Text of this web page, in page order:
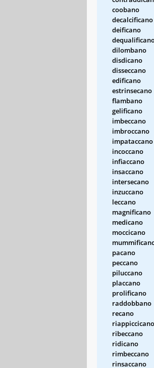
coobano
decalcificano
deificano
dilombano
disdicano
disseccano
edificano
estrinsecano
flambano
gelificano
imbeccano
imbroccano
impataccano
incoccano
infiaccano
insaccano
intersecano
inzuccano
leccano
magnificano
medicano
moccicano
pacano
peccano
piluccano
placcano
prolificano
raddobbano
recano
riappiccicano
ribeccano
ridicano
rimbeccano
rinsaccano